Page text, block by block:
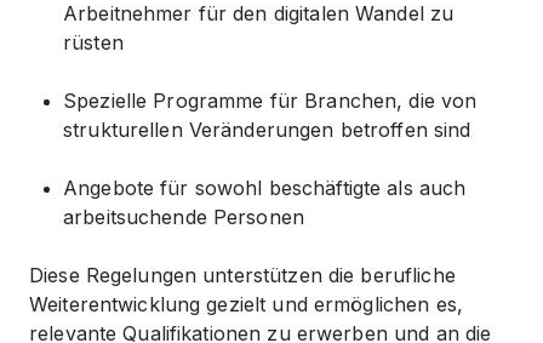
Arbeitnehmer für den digitalen Wandel zu
rüsten
Spezielle Programme für Branchen, die von
strukturellen Veränderungen betroffen sind
Angebote für sowohl beschäftigte als auch
arbeitsuchende Personen
Diese Regelungen unterstützen die berufliche
Weiterentwicklung gezielt und ermöglichen es,
relevante Qualifikationen zu erwerben und an die